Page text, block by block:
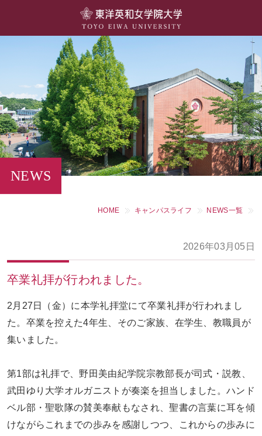
学部・学科
キャンパスライフ
留学・国際交流
キャリア・就職
NEWS
HOME キャンパスライフ NEWS一覧
2026年03月05日
卒業礼拝が行われました。
2 月 27 日（金）に本学礼拝堂にて卒業礼拝が行われまし
た。卒業を控えた4年生、そのご家族、在学生、教職員が
集いました。
第1部は礼拝で、野田美由紀学院宗教部長が司式・説教、
武田ゆり大学オルガニストが奏楽を担当しました。ハンド
ベル部・聖歌隊の賛美奉献もなされ、聖書の言葉に耳を傾
けながらこれまでの歩みを感謝しつつ、これからの歩みに